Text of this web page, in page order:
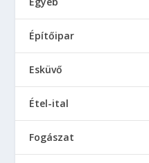
Építőipar
Esküvő
Étel-ital
Fogászat